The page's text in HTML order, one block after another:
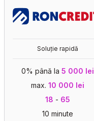
Soluție rapidă
0% până la 5 000 lei
max. 10 000 lei
18 - 65
10 minute